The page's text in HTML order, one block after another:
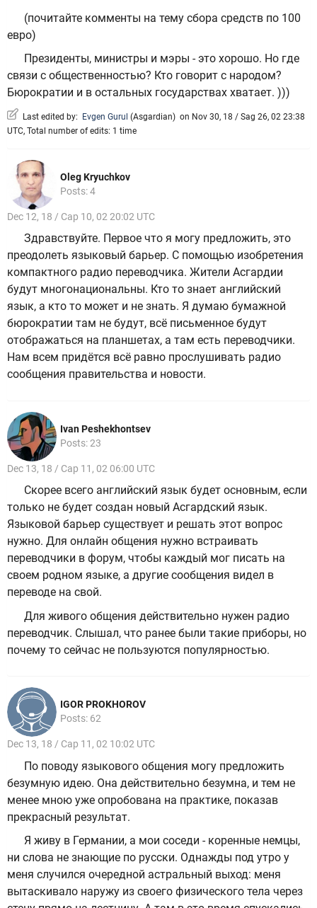
(почитайте комменты на тему сбора средств по 100
евро)
Президенты, министры и мэры - это хорошо. Но где
связи с общественностью? Кто говорит с народом?
Бюрократии и в остальных государствах хватает. )))
Last edited by: Evgen Gurul (Asgardian) on Nov 30, 18 / Sag 26, 02 23:38
UTC, Total number of edits: 1 time
Oleg Kryuchkov
Posts: 4
Dec 12, 18 / Cap 10, 02 20:02 UTC
Здравствуйте. Первое что я могу предложить, это
преодолеть языковый барьер. С помощью изобретения
компактного радио переводчика. Жители Асгардии
будут многонациональны. Кто то знает английский
язык, а кто то может и не знать. Я думаю бумажной
бюрократии там не будут, всё письменное будут
отображаться на планшетах, а там есть переводчики.
Нам всем придётся всё равно прослушивать радио
сообщения правительства и новости.
Ivan Peshekhontsev
Posts: 23
Dec 13, 18 / Cap 11, 02 06:00 UTC
Скорее всего английский язык будет основным, если
только не будет создан новый Асгардский язык.
Языковой барьер существует и решать этот вопрос
нужно. Для онлайн общения нужно встраивать
переводчики в форум, чтобы каждый мог писать на
своем родном языке, а другие сообщения видел в
переводе на свой.
Для живого общения действительно нужен радио
переводчик. Слышал, что ранее были такие приборы, но
почему то сейчас не пользуются популярностью.
IGOR PROKHOROV
Posts: 62
Dec 13, 18 / Cap 11, 02 10:02 UTC
По поводу языкового общения могу предложить
безумную идею. Она действительно безумна, и тем не
менее мною уже опробована на практике, показав
прекрасный результат.
Я живу в Германии, а мои соседи - коренные немцы,
ни слова не знающие по русски. Однажды под утро у
меня случился очередной астральный выход: меня
вытаскивало наружу из своего физического тела через